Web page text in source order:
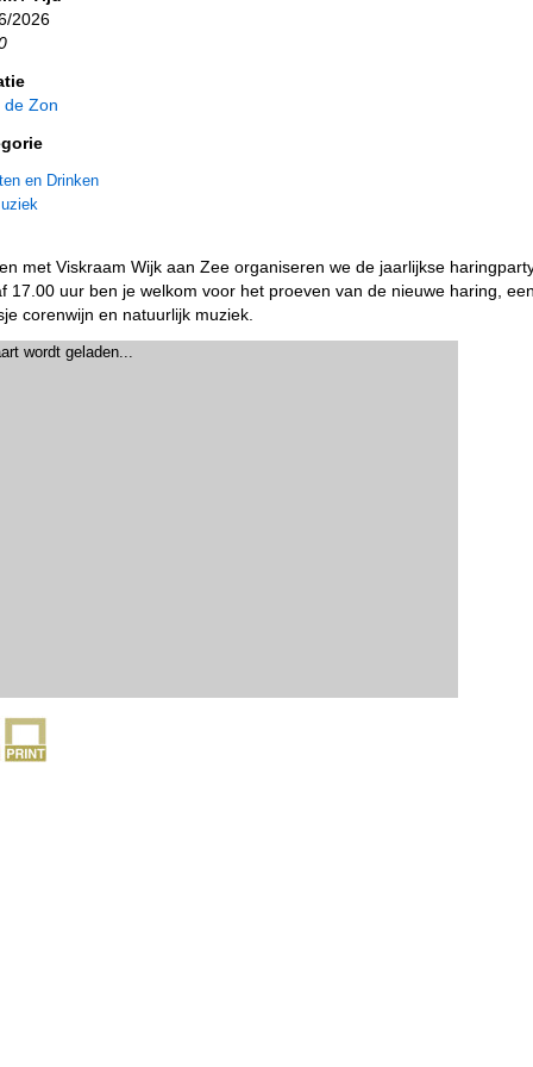
2026
de Zon
en Drinken
met Viskraam Wijk aan Zee organiseren we de jaarlijkse
17.00 uur ben je welkom voor het proeven van de nieuwe haring,
corenwijn en natuurlijk muziek.
wordt geladen...